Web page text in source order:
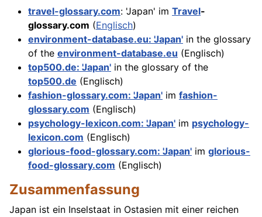
travel-glossary.com: 'Japan' im Travel-
glossary.com (Englisch)
environment-database.eu: 'Japan' in the glossary
of the environment-database.eu (Englisch)
top500.de: 'Japan' in the glossary of the
top500.de (Englisch)
fashion-glossary.com: 'Japan' im fashion-
glossary.com (Englisch)
psychology-lexicon.com: 'Japan' im psychology-
lexicon.com (Englisch)
glorious-food-glossary.com: 'Japan' im glorious-
food-glossary.com (Englisch)
Zusammenfassung
Japan ist ein Inselstaat in Ostasien mit einer reichen